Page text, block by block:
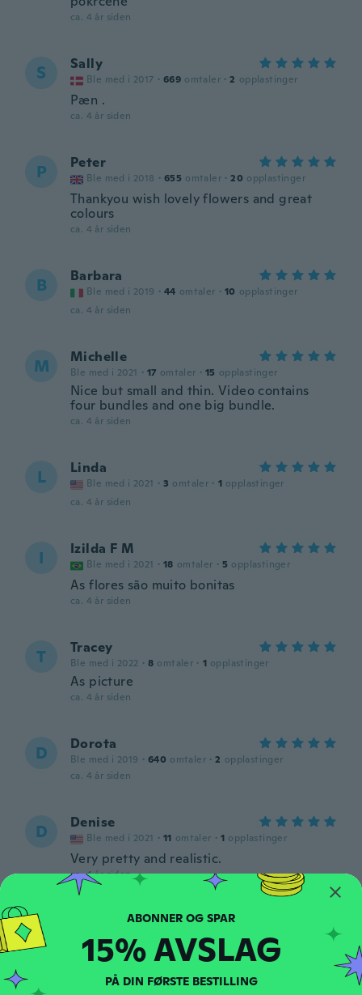
ca. 4 år siden
S Sally
Ble med i 2017 · 669 omtaler · 2 opplastinger
Pæn .
ca. 4 år siden
P Peter
Ble med i 2018 · 655 omtaler · 20 opplastinger
Thankyou wish lovely flowers and great
colours
ca. 4 år siden
B Barbara
Ble med i 2019 · 44 omtaler · 10 opplastinger
ca. 4 år siden
M Michelle
Ble med i 2021 · 17 omtaler · 15 opplastinger
Nice but small and thin. Video contains
four bundles and one big bundle.
ca. 4 år siden
L Linda
Ble med i 2021 · 3 omtaler · 1 opplastinger
ca. 4 år siden
I Izilda F M
Ble med i 2021 · 18 omtaler · 5 opplastinger
As flores são muito bonitas
ca. 4 år siden
T Tracey
Ble med i 2022 · 8 omtaler · 1 opplastinger
As picture
ca. 4 år siden
D Dorota
Ble med i 2019 · 640 omtaler · 2 opplastinger
ca. 4 år siden
D Denise
Ble med i 2021 · 11 omtaler · 1 opplastinger
Very pretty and realistic.
ca. 4 år siden
C Ble med i 2019 · 1 omtaler
ca. 4 år siden
15% AVSLAG
PÅ DIN FØRSTE BESTILLING